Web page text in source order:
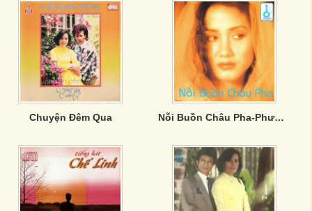
Chuyện Đêm Qua Nỗi Buồn Châu Pha-Phượng Mai